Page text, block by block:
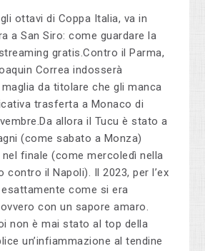
ottavi di Coppa Italia, va in
a San Siro: come guardare la
gratis.Contro il Parma,
Correa indosserà
da titolare che gli manca
trasferta a Monaco di
allora il Tucu è stato a
(come sabato a Monza)
finale (come mercoledì nella
contro il Napoli). Il 2023, per l’ex
come si era
con un sapore amaro.
non è mai stato al top della
un’infiammazione al tendine